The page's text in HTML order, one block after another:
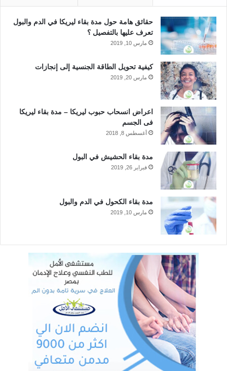
ك
إ
م
حقائق هامة حول مدة بقاء ليريكا في الدم والبول
تعرف عليها بالتفصيل ؟
مارس 10, 2019
كيفية تحويل الطاقة الجنسية إلى إنجازات
مارس 20, 2019
اعراض انسحاب حبوب ليريكا – مدة بقاء ليريكا
فى الجسم
أغسطس 8, 2018
مدة بقاء الحشيش في البول
فبراير 26, 2019
مدة بقاء الكحول في الدم والبول
مارس 10, 2019